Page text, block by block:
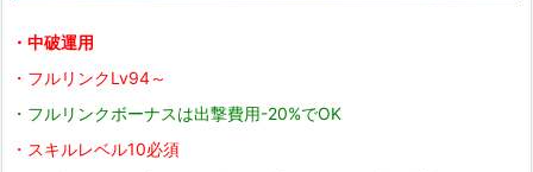
・中破運用
・フルリンクLv94～
・フルリンクボーナスは出撃費用-20%でOK
・スキルレベル10必須